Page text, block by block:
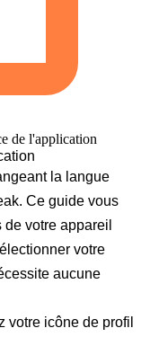
de l'application
la langue
Ce guide vous
votre appareil
votre
aucune
votre icône de profil